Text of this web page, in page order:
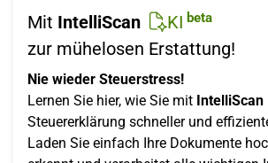
Mit IntelliScan KI beta
zur mühelosen Erstattung!
Nie wieder Steuerstress!
Lernen Sie hier, wie Sie mit IntelliScan
Steuererklärung schneller und
Laden Sie einfach Ihre Dokumente